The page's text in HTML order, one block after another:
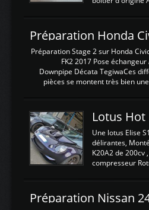
d'envoyer
dans le boitier.
La sortie 0-5V
l'entrée AN Volt
Analogique, et
tension (Pas
est temps de
Préparation Stage 2 sur Honda
FK2 2017 Pose
Downpipe Décata TegiwaCes
pièces se montent très bien
légere découpe du plastique
negénant en rien la
fonctionnement du fond
reprogrammation Stage 2 est
calculateur d'origine. Une
économique au passage sur
d'origine 310cv et 400Nn ,
reprogrammé
Lotus
Une lotus Elise
délirantes,
K20A2 de
compresseur
d'augmenter la
un watercooler